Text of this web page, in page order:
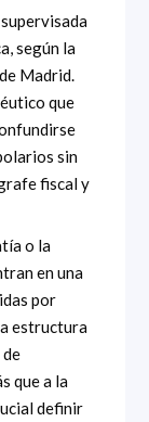
según la
Madrid.
que
sin
fiscal y
o la
en una
por
estructura
que a la
definir